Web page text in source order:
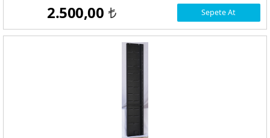
2.500,00 t Sepete At